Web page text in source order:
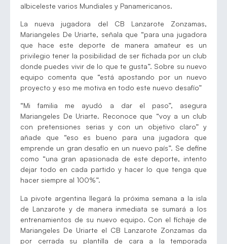
albiceleste varios Mundiales y Panamericanos.
La nueva jugadora del CB Lanzarote Zonzamas,
Mariangeles De Uriarte, señala que “para una jugadora
que hace este deporte de manera amateur es un
privilegio tener la posibilidad de ser fichada por un club
donde puedes vivir de lo que te gusta”. Sobre su nuevo
equipo comenta que “está apostando por un nuevo
proyecto y eso me motiva en todo este nuevo desafío”
“Mi familia me ayudó a dar el paso”, asegura
Mariangeles De Uriarte. Reconoce que “voy a un club
con pretensiones serias y con un objetivo claro” y
añade que “eso es bueno para una jugadora que
emprende un gran desafío en un nuevo país”. Se define
como “una gran apasionada de este deporte, intento
dejar todo en cada partido y hacer lo que tenga que
hacer siempre al 100%”.
La pivote argentina llegará la próxima semana a la isla
de Lanzarote y de manera inmediata se sumará a los
entrenamientos de su nuevo equipo. Con el fichaje de
Mariangeles De Uriarte el CB Lanzarote Zonzamas da
por cerrada su plantilla de cara a la temporada